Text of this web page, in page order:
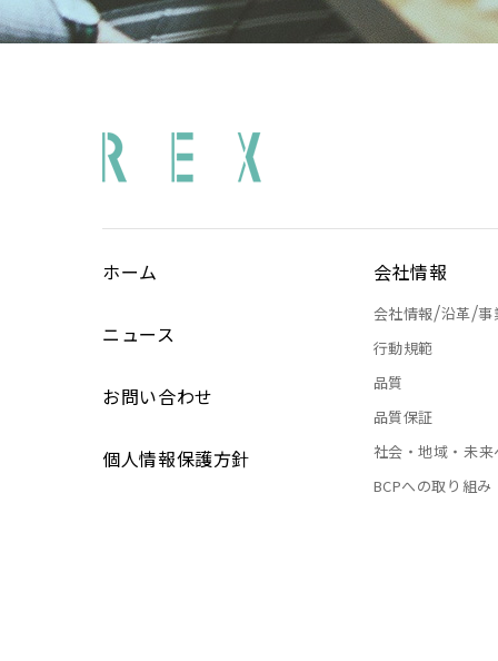
ホーム
ニュース
お問い合わせ
個人情報保護方針
会社情報
会社情報/沿革/事
行動規範
品質
品質保証
社会・地域・未
BCPへの取り組み